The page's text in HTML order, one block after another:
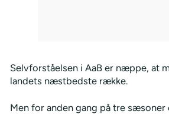
Selvforståelsen i AaB er næppe, at
landets næstbedste række.
Men for anden gang på tre sæsoner